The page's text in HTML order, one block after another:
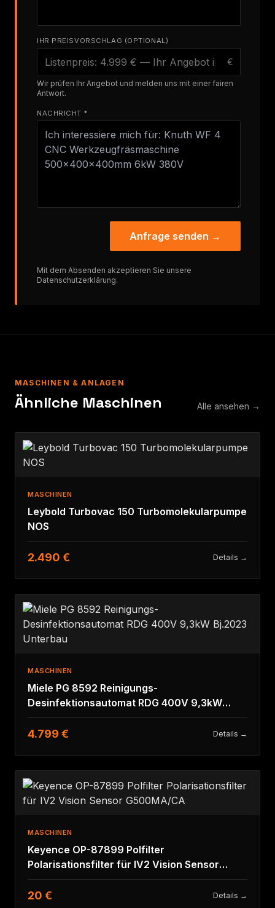
IHR PREISVORSCHLAG (OPTIONAL)
€
Wir prüfen Ihr Angebot und melden uns mit einer fairen
Antwort.
NACHRICHT *
Anfrage senden →
Mit dem Absenden akzeptieren Sie unsere
Datenschutzerklärung.
MASCHINEN & ANLAGEN
Ähnliche Maschinen Alle ansehen →
MASCHINEN
Leybold Turbovac 150 Turbomolekularpumpe
NOS
2.490 € Details →
MASCHINEN
Miele PG 8592 Reinigungs-
Desinfektionsautomat RDG 400V 9,3kW
Bj.2023 Unterbau
4.799 € Details →
MASCHINEN
Keyence OP-87899 Polfilter
Polarisationsfilter für IV2 Vision Sensor
G500MA/CA
20 € Details →